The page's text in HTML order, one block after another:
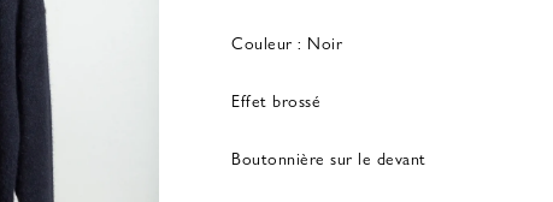
Couleur : Noir
Effet brossé
Boutonnière sur le devant